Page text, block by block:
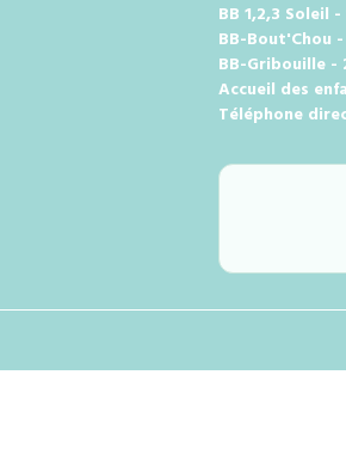
BB 1,2,3 Soleil
BB-Bout'Chou
BB-Gribouille -
Accueil des
Téléphone